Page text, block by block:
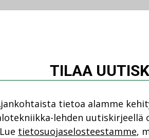
TILAA
tietoa alamme
lehden uutiskirjeellä
Lue tietosuojaselosteestamme,